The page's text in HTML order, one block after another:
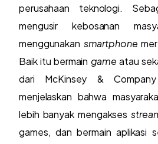
perusahaan teknologi.
mengusir kebosanan
menggunakan smartphone
Baik itu bermain gameatau
dari McKinsey &
menjelaskan bahwa
lebih banyak mengakses
games, dan bermain aplikasi